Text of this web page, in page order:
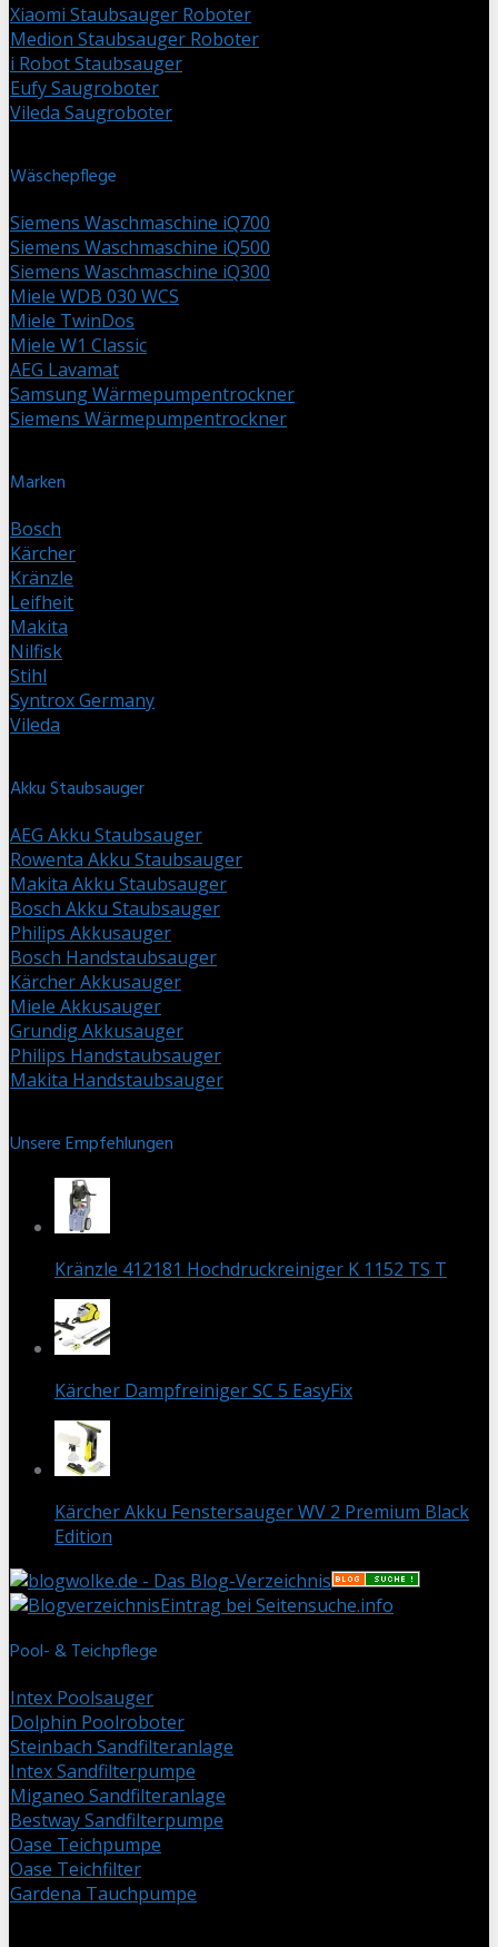
Xiaomi Staubsauger Roboter
Medion Staubsauger Roboter
i Robot Staubsauger
Eufy Saugroboter
Vileda Saugroboter
Wäschepflege
Siemens Waschmaschine iQ700
Siemens Waschmaschine iQ500
Siemens Waschmaschine iQ300
Miele WDB 030 WCS
Miele TwinDos
Miele W1 Classic
AEG Lavamat
Samsung Wärmepumpentrockner
Siemens Wärmepumpentrockner
Marken
Bosch
Kärcher
Kränzle
Leifheit
Makita
Nilfisk
Stihl
Syntrox Germany
Vileda
Akku Staubsauger
AEG Akku Staubsauger
Rowenta Akku Staubsauger
Makita Akku Staubsauger
Bosch Akku Staubsauger
Philips Akkusauger
Bosch Handstaubsauger
Kärcher Akkusauger
Miele Akkusauger
Grundig Akkusauger
Philips Handstaubsauger
Makita Handstaubsauger
Unsere Empfehlungen
Kränzle 412181 Hochdruckreiniger K 1152 TS T
Kärcher Dampfreiniger SC 5 EasyFix
Kärcher Akku Fenstersauger WV 2 Premium Black
Edition
Eintrag bei Seitensuche.info
Pool- & Teichpflege
Intex Poolsauger
Dolphin Poolroboter
Steinbach Sandfilteranlage
Intex Sandfilterpumpe
Miganeo Sandfilteranlage
Bestway Sandfilterpumpe
Oase Teichpumpe
Oase Teichfilter
Gardena Tauchpumpe